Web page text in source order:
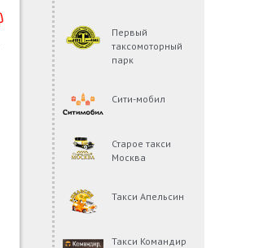
Первый
таксомоторный
парк
Сити-мобил
Старое такси
Москва
Такси Апельсин
Такси Командир